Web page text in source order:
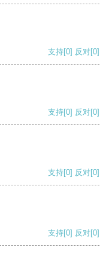
支持[0] 反对[0]
支持[0] 反对[0]
支持[0] 反对[0]
支持[0] 反对[0]